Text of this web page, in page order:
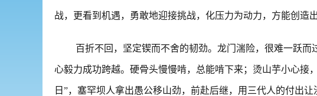
战，更看到机遇，勇敢地迎接挑战，化压力为动力，方能创造
百折不回，坚定锲而不舍的韧劲。龙门湍险，很难一跃
心毅力成功跨越。硬骨头慢慢啃，总能啃下来；烫山芋小心接
日”，塞罕坝人拿出愚公移山劲，前赴后继，用三代人的付出